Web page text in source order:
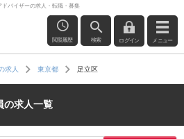
バイザーの求人・転職・募集
閲覧履歴 検索 ログイン メニュー
求人 東京都 足立区
の求人一覧